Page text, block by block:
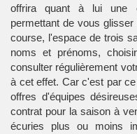
offrira quant à lui une
permettant de vous
course, l'espace de trois
noms et prénoms,
consulter régulièrement
à cet effet. Car c'est par
offres d'équipes
contrat pour la saison à
écuries plus ou moins